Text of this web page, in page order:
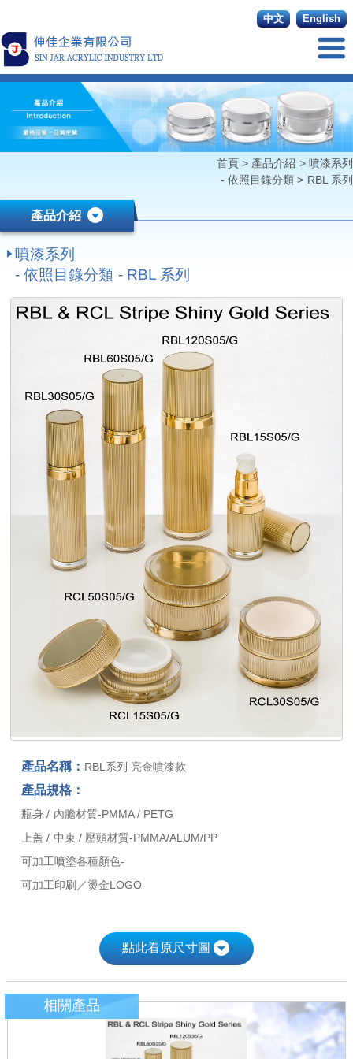
English
中文
首頁> 產品介紹 > 噴漆系列
- 依照目錄分類 > RBL 系列
產品介紹
噴漆系列
- 依照目錄分類 - RBL 系列
產品名稱： RBL系列 亮金噴漆款
產品規格：
瓶身 / 內膽材質-PMMA / PETG
上蓋 / 中束 / 壓頭材質-PMMA/ALUM/PP
可加工噴塗各種顏色-
可加工印刷／燙金LOGO-
點此看原尺寸圖
相關產品